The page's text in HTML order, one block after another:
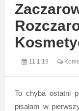
11.1.19
To chyba ostatni
pisałam w